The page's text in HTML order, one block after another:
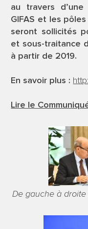
au travers
GIFAS et les
seront sollicités
et sous-traitance
à partir de 2019.
En savoir plus :
Lire le
De gauche à droite